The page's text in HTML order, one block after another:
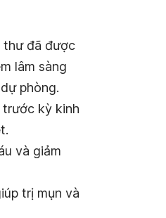
thư đã được
lâm sàng
phòng.
trước kỳ kinh
và giảm
trị mụn và